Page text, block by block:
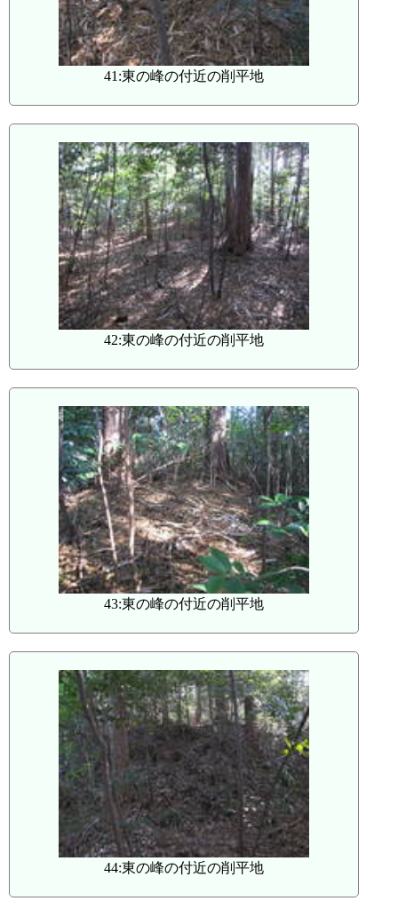
41:東の峰の付近の削平地
42:東の峰の付近の削平地
43:東の峰の付近の削平地
44:東の峰の付近の削平地